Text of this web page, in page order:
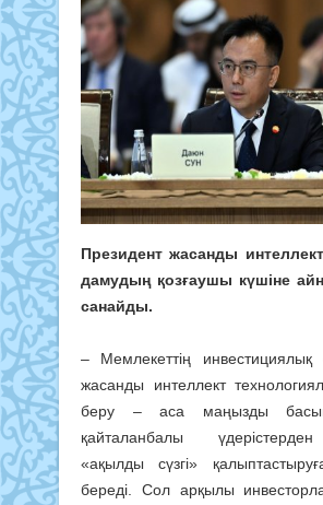
Президент жасанды
дамудың қозғаушы күшіне
санайды.
– Мемлекеттің инвестициялық
жасанды интеллект
беру – аса маңызды
қайталанбалы
«ақылды сүзгі»
береді. Сол арқылы